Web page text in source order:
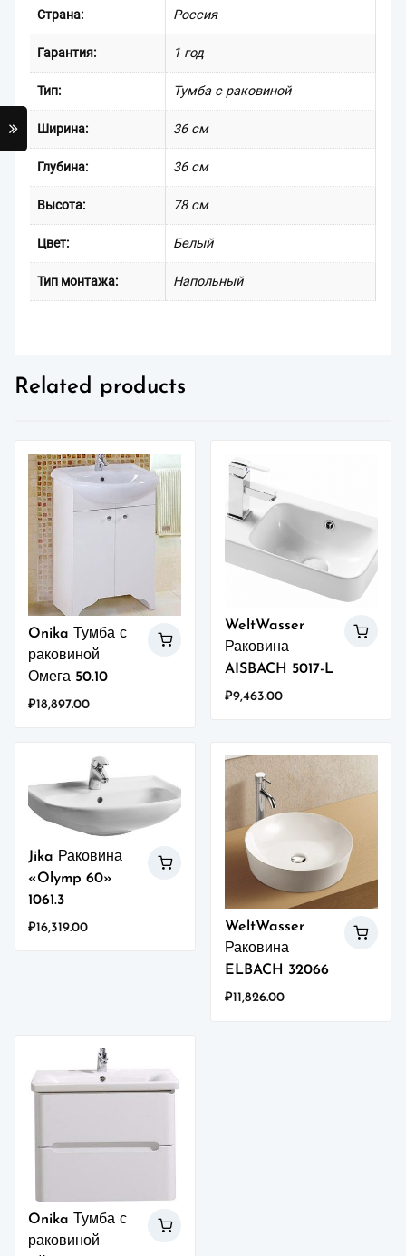
Страна: Россия
Гарантия: 1 год
Тип: Тумба с раковиной
Ширина: 36 см
Глубина: 36 см
Высота: 78 см
Цвет: Белый
Тип монтажа: Напольный
Related products
Onika Тумба с
раковиной
Омега 50.10
₽18,897.00
WeltWasser
Раковина
AISBACH 5017-L
₽9,463.00
Jika Раковина
«Olymp 60»
1061.3
₽16,319.00
WeltWasser
Раковина
ELBACH 32066
₽11,826.00
Onika Тумба с
раковиной